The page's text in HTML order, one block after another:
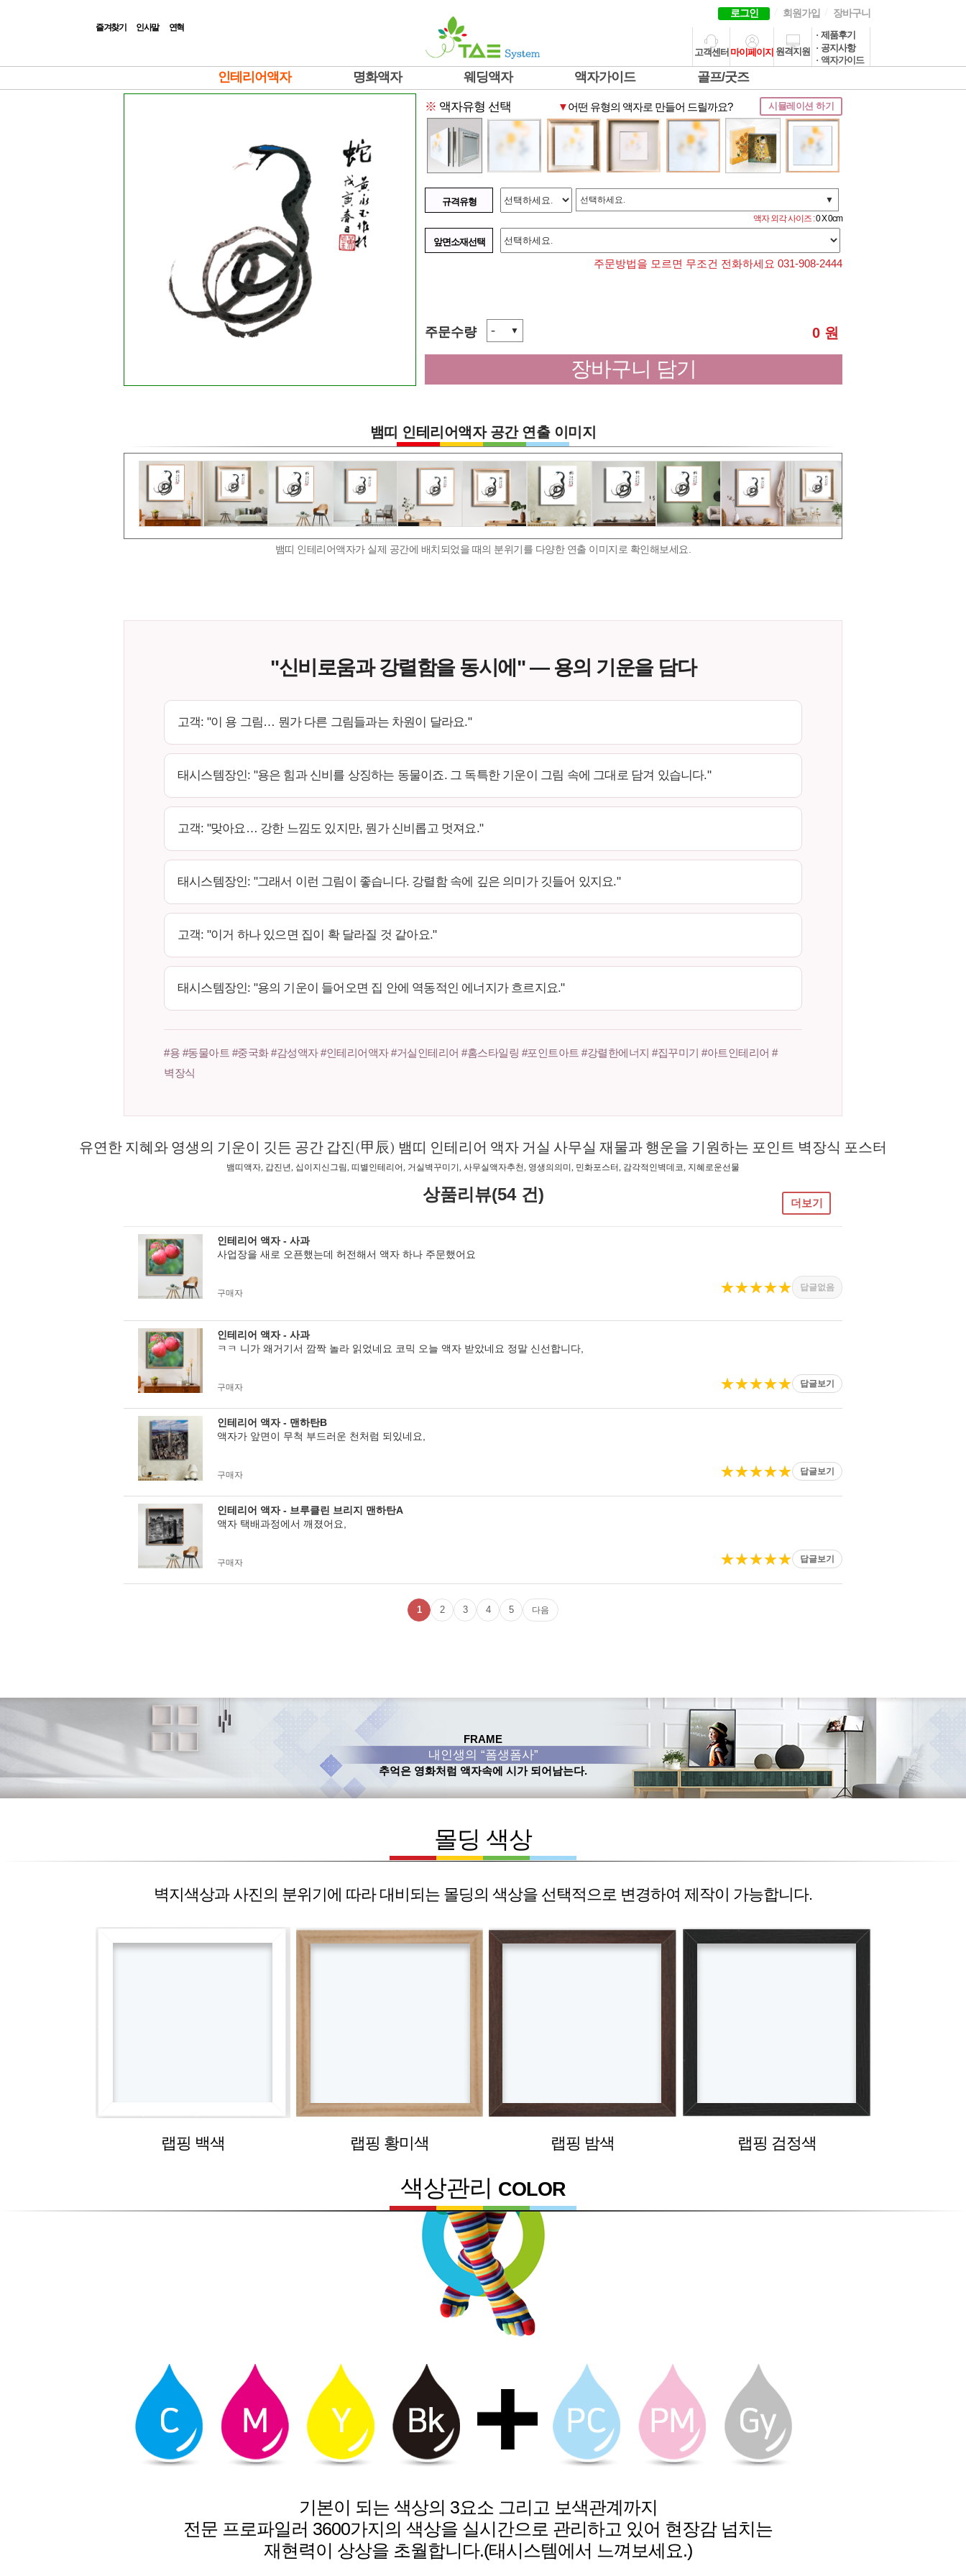
즐겨찾기 인사말 연혁
로그인 회원가입 장바구니
고객센터 마이페이지 원격지원
· 제품후기
· 공지사항
· 액자가이드
인테리어액자 명화액자 웨딩액자 액자가이드 골프/굿즈
※ 액자유형 선택 ▼어떤 유형의 액자로 만들어 드릴까요? 시뮬레이션 하기
규격유형 선택하세요.
▼
액자 외각 사이즈 :0 X 0cm
앞면소재선택
주문방법을 모르면 무조건 전화하세요 031-908-2444
주문수량 - ▼ 0 원
장바구니 담기
뱀띠 인테리어액자 공간 연출 이미지
뱀띠 인테리어액자가 실제 공간에 배치되었을 때의 분위기를 다양한 연출 이미지로 확인해보세요.
"신비로움과 강렬함을 동시에" — 용의 기운을 담다
고객: "이 용 그림… 뭔가 다른 그림들과는 차원이 달라요."
태시스템장인: "용은 힘과 신비를 상징하는 동물이죠. 그 독특한 기운이 그림 속에 그대로 담겨 있습니다."
고객: "맞아요… 강한 느낌도 있지만, 뭔가 신비롭고 멋져요."
태시스템장인: "그래서 이런 그림이 좋습니다. 강렬함 속에 깊은 의미가 깃들어 있지요."
고객: "이거 하나 있으면 집이 확 달라질 것 같아요."
태시스템장인: "용의 기운이 들어오면 집 안에 역동적인 에너지가 흐르지요."
#용 #동물아트 #중국화 #감성액자 #인테리어액자 #거실인테리어 #홈스타일링 #포인트아트 #강렬한에너지 #집꾸미기 #아트인테리어 #
벽장식
유연한 지혜와 영생의 기운이 깃든 공간 갑진(甲辰) 뱀띠 인테리어 액자 거실 사무실 재물과 행운을 기원하는 포인트 벽장식 포스터
뱀띠액자, 갑진년, 십이지신그림, 띠별인테리어, 거실벽꾸미기, 사무실액자추천, 영생의의미, 민화포스터, 감각적인벽데코, 지혜로운선물
상품리뷰(54 건) 더보기
인테리어 액자 - 사과
사업장을 새로 오픈했는데 허전해서 액자 하나 주문했어요
구매자 ★★★★★ 답글없음
인테리어 액자 - 사과
ㅋㅋ 니가 왜거기서 깜짝 놀라 읽었네요 코믹 오늘 액자 받았네요 정말 신선합니다,
구매자 ★★★★★ 답글보기
인테리어 액자 - 맨하탄B
액자가 앞면이 무척 부드러운 천처럼 되있네요,
구매자 ★★★★★ 답글보기
인테리어 액자 - 브루클린 브리지 맨하탄A
액자 택배과정에서 깨졌어요,
구매자 ★★★★★ 답글보기
1 2 3 4 5 다음
FRAME
내인생의 “폼생폼사”
추억은 영화처럼 액자속에 시가 되어남는다.
몰딩 색상
벽지색상과 사진의 분위기에 따라 대비되는 몰딩의 색상을 선택적으로 변경하여 제작이 가능합니다.
랩핑 백색 랩핑 황미색 랩핑 밤색 랩핑 검정색
색상관리 COLOR
기본이 되는 색상의 3요소 그리고 보색관계까지
전문 프로파일러 3600가지의 색상을 실시간으로 관리하고 있어 현장감 넘치는
재현력이 상상을 초월합니다.(태시스템에서 느껴보세요.)